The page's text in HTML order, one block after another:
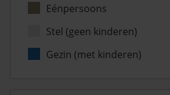
Eénpersoons
Stel (geen kinderen)
Gezin (met kinderen)